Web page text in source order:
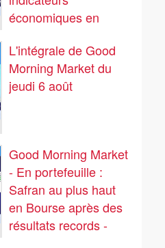
économiques en
s'améliorent - 07/08
L'intégrale de Good
Morning Market du
jeudi 6 août
Good Morning Market
- En portefeuille :
Safran au plus haut
en Bourse après des
résultats records -